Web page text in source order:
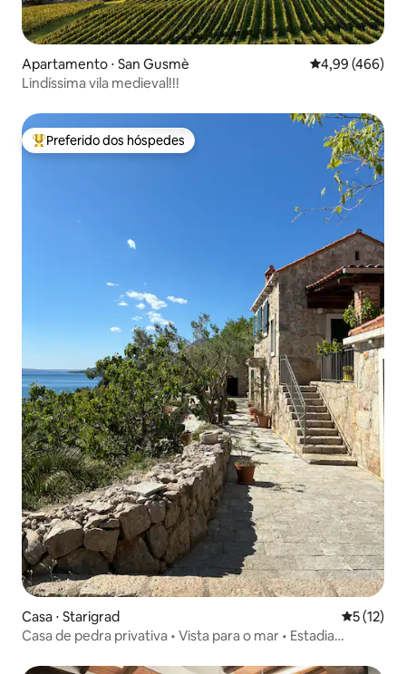
Apartamento ⋅ San Gusmè 4,99 de uma
4,99 (466)
Lindíssima vila medieval!!!
Entre os melhores preferidos dos hóspedes
Preferido dos hóspedes
Casa ⋅ Starigrad 5 de uma
5 (12)
Casa de pedra privativa • Vista para o mar • Estadia